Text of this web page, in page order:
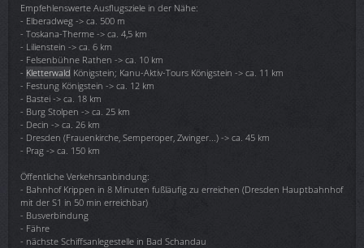
Empfehlenswerte Ausflugsziele in der Nähe:
- Elberadweg -> ca. 500 m
- Toskana-Therme -> ca. 4,5 km
- Lilienstein -> ca. 6 km
- Felsenbühne Rathen -> ca. 10 km
- Kletterwald Königstein; Kanu-Aktiv-Tours Königstein -> ca. 11 km
- Festung Königstein -> ca. 12 km
- Bastei -> ca. 18 km
- Burg Stolpen -> ca. 25 km
- Decin -> ca. 26 km
- Dresden (Frauenkirche, Semperoper, Zwinger...) -> ca. 45 km
- Prag -> ca. 150 km
Öffentliche Verkehrsanbindung:
- Bahnhof Krippen in 8 Minuten fußläufig zu erreichen (Dresden Hauptbahnhof
mit der S1 in 50 min erreichbar)
- Busverbindung
- Fähre
- nächste Schiffsanlegestelle in Bad Schandau